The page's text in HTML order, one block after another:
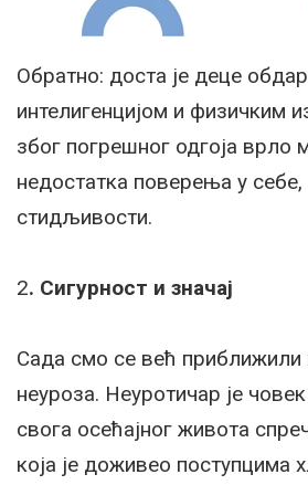
Обратно: доста је деце
интелигенцијом и физичким
због погрешног одгоја врло
недостатка поверења у
стидљивости.
2. Сигурност и значај
Сада смо се већ приближили
неуроза. Неуротичар је човек
свога осећајног живота
која је доживео поступцима